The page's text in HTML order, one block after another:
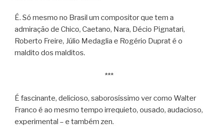
É. Só mesmo no Brasil um compositor que tem a
admiração de Chico, Caetano, Nara, Décio Pignatari,
Roberto Freire, Júlio Medaglia e Rogério Duprat é o
maldito dos malditos.
***
É fascinante, delicioso, saborosíssimo ver como Walter
Franco é ao mesmo tempo irrequieto, ousado, audacioso,
experimental – e também zen.